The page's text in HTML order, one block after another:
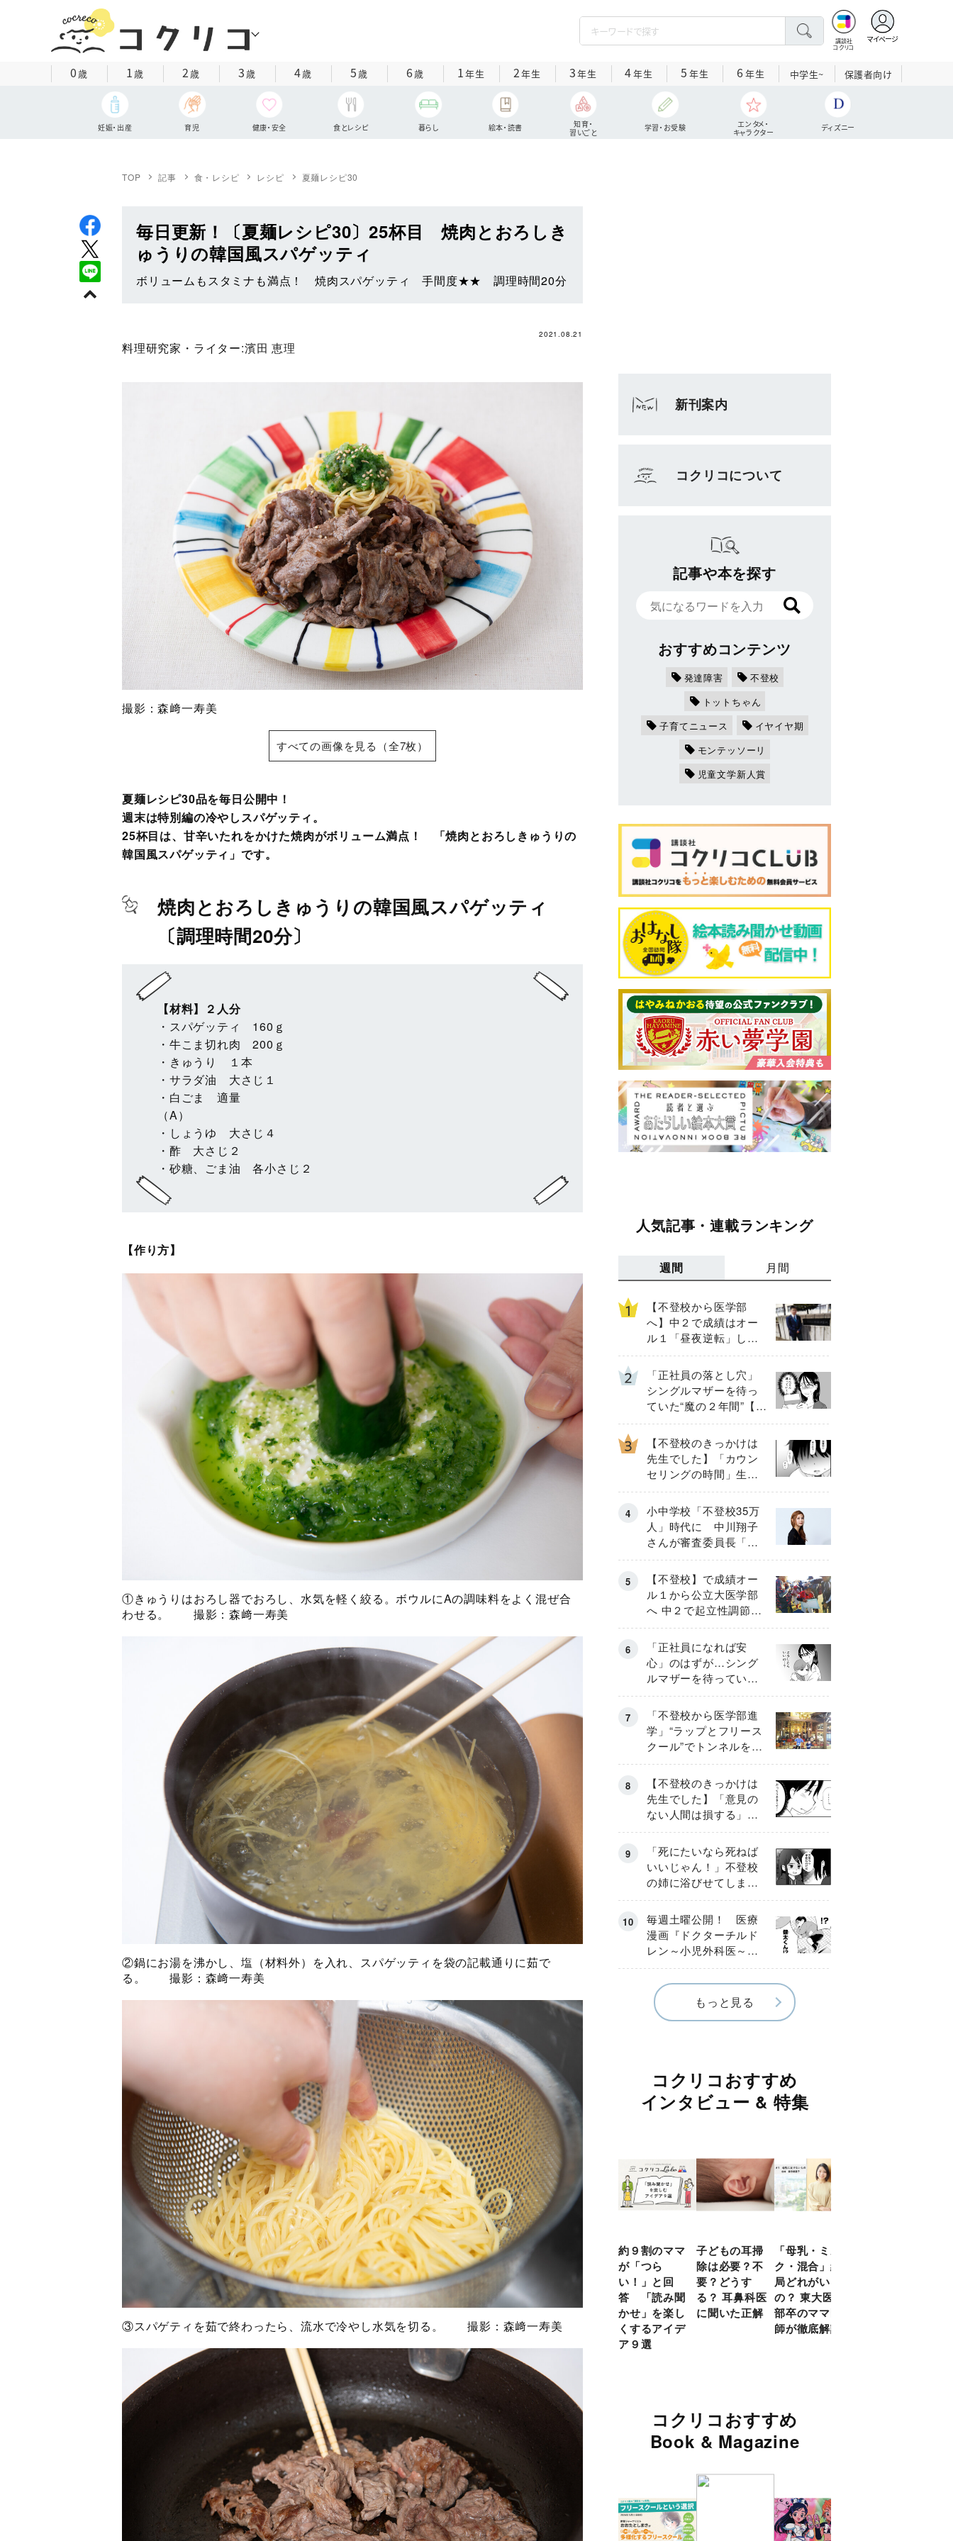
講談社
コクリコ
マイページ
0歳 1歳 2歳 3歳 4歳 5歳 6歳 1年生 2年生 3年生 4年生 5 年生 6 年生 中学生~ 保護者向け
妊娠・出産 育児 健康・安全 食とレシピ 暮らし 絵本・読書
知育・
習いごと
学習・お受験
エンタメ・
キャラクター
ディズニー
TOP 記事 食・レシピ レシピ 夏麺レシピ30
毎日更新！〔夏麺レシピ30〕25杯目 焼肉とおろしき
ゅうりの韓国風スパゲッティ
ボリュームもスタミナも満点！ 焼肉スパゲッティ 手間度★★ 調理時間20分
2021.08.21
料理研究家・ライター:濱田 恵理
撮影：森﨑一寿美
すべての画像を見る（全7枚）
夏麺レシピ30品を毎日公開中！
週末は特別編の冷やしスパゲッティ。
25杯目は、甘辛いたれをかけた焼肉がボリューム満点！ 「焼肉とおろしきゅうりの
韓国風スパゲッティ」です。
焼肉とおろしきゅうりの韓国風スパゲッティ
〔調理時間20分〕
【材料】２人分
・スパゲッティ 160ｇ
・牛こま切れ肉 200ｇ
・きゅうり １本
・サラダ油 大さじ１
・白ごま 適量
（A）
・しょうゆ 大さじ４
・酢 大さじ２
・砂糖、ごま油 各小さじ２
【作り方】
①きゅうりはおろし器でおろし、水気を軽く絞る。ボウルにAの調味料をよく混ぜ合
わせる。 撮影：森﨑一寿美
②鍋にお湯を沸かし、塩（材料外）を入れ、スパゲッティを袋の記載通りに茹で
る。 撮影：森﨑一寿美
③スパゲティを茹で終わったら、流水で冷やし水気を切る。 撮影：森﨑一寿美
新刊案内
コクリコについて
記事や本を探す
おすすめコンテンツ
発達障害
不登校
トットちゃん
子育てニュース
イヤイヤ期
モンテッソーリ
児童文学新人賞
人気記事・連載ランキング
週間 月間
【不登校から医学部
へ】中２で成績はオー
ル１「昼夜逆転」した
わが子を”夜遊び”に連れ
出した母の気づき
「正社員の落とし穴」
シングルマザーを待っ
ていた“魔の２年間”【後
編】
【不登校のきっかけは
先生でした】「カウン
セリングの時間」生徒
の情報をバラしたの
は…《第２話》
小中学校「不登校35万
人」時代に 中川翔子
さんが審査委員長「不
登校生動画甲子園
2026」が開催
【不登校】で成績オー
ル１から公立大医学部
へ 中２で起立性調節障
害「治るまで３年」の
診断 そのとき母は
「正社員になれば安
心」のはずが…シング
ルマザーを待ってい
た“魔の２年間”【前編】
「不登校から医学部進
学」“ラップとフリース
クール”でトンネルを脱
して高校受験へ〔元野
球少年の実話〕
【不登校のきっかけは
先生でした】「意見の
ない人間は損する」担
任の一言が苦しみに…
《第１話》
「死にたいなら死ねば
いいじゃん！」不登校
の姉に浴びせてしまっ
た言葉【番外編・後
編】
毎週土曜公開！ 医療
漫画『ドクターチルド
レン～小児外科医～』
【Episode.４】
もっと見る
コクリコおすすめ
インタビュー & 特集
約９割のママ
が「つら
い！」と回
答 「読み聞
かせ」を楽し
くするアイデ
ア９選
子どもの耳掃
除は必要？不
要？どうす
る？ 耳鼻科医
に聞いた正解
「母乳・ミル
ク・混合」結
局どれがいい
の？ 東大医学
部卒のママ医
師が徹底解説
コクリコおすすめ
Book & Magazine